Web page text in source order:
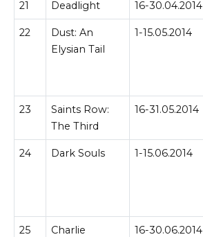
21 Deadlight 16-30.04.2014
22
Dust: An
Elysian Tail
1-15.05.2014
23
Saints Row:
The Third
16-31.05.2014
24 Dark Souls 1-15.06.2014
25
Charlie
16-30.06.2014